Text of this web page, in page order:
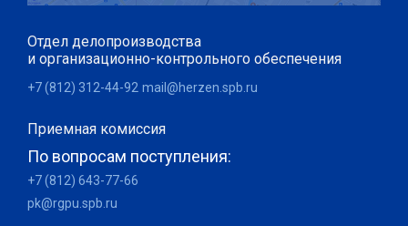
Отдел делопроизводства
и организационно-контрольного обеспечения
+7 (812) 312-44-92 mail@herzen.spb.ru
Приемная комиссия
По вопросам поступления:
+7 (812) 643-77-66
pk@rgpu.spb.ru